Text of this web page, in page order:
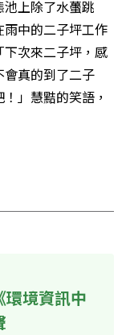
上除了水蠆跳
中的二子坪工作
次來二子坪，感
真的到了二子
」慧黠的笑語，
境資訊中